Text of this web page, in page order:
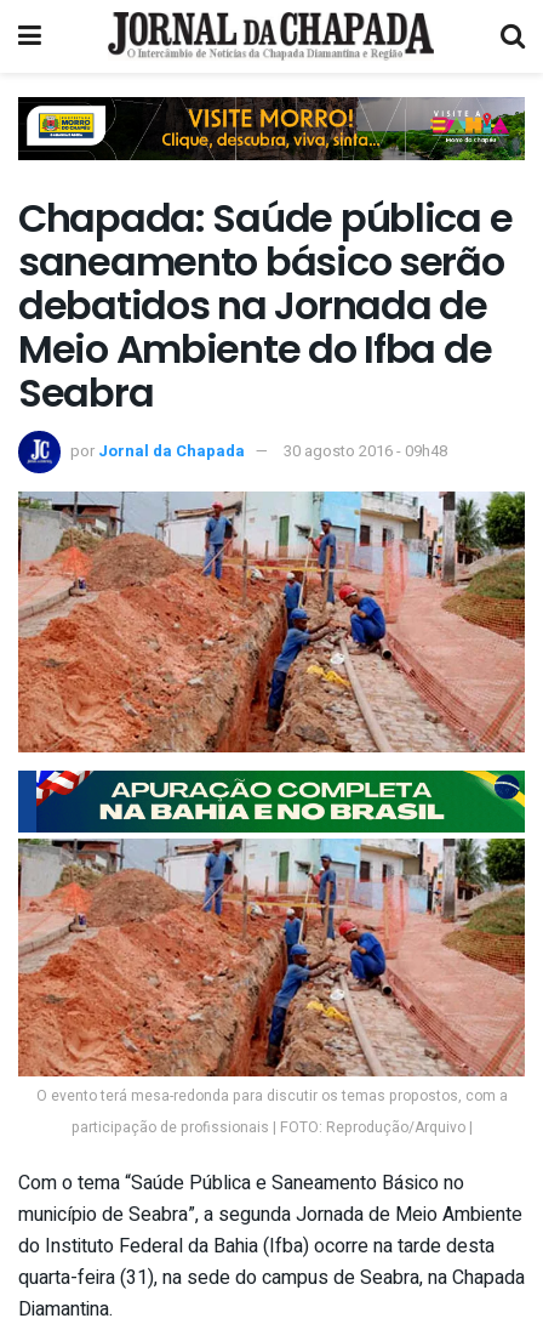
Chapada: Saúde pública e
saneamento básico serão
debatidos na Jornada de
Meio Ambiente do Ifba de
Seabra
por Jornal da Chapada 30 agosto 2016 - 09h48
O evento terá mesa-redonda para discutir os temas propostos, com a
participação de profissionais | FOTO: Reprodução/Arquivo |
Com o tema “Saúde Pública e Saneamento Básico no
município de Seabra”, a segunda Jornada de Meio Ambiente
do Instituto Federal da Bahia (Ifba) ocorre na tarde desta
quarta-feira (31), na sede do campus de Seabra, na Chapada
Diamantina.